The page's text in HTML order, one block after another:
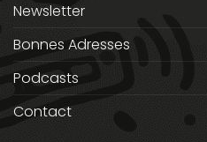
Newsletter
Bonnes Adresses
Podcasts
Contact